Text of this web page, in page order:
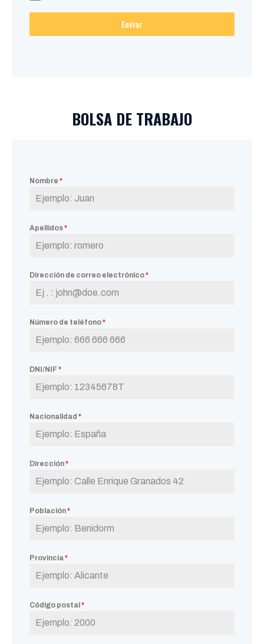
Enviar
BOLSA DE TRABAJO
Nombre *
Apellidos*
Dirección de correo electrónico*
Número de teléfono*
DNI/NIF *
Nacionalidad *
Dirección*
Población*
Provincia*
Código postal *